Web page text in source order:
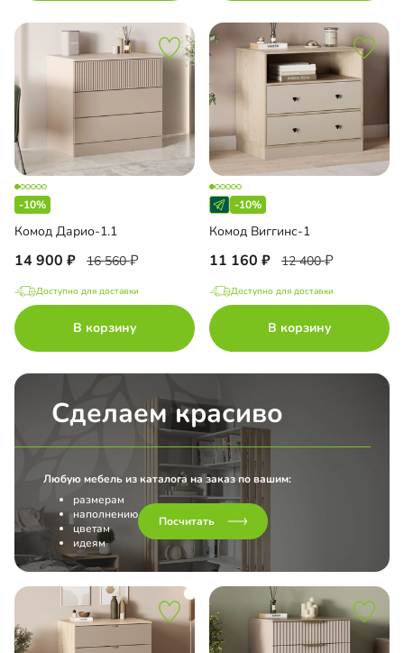
-10%
Комод Дарио-1.1
14 900 16 560
Доступно для доставки
В корзину
-10%
Комод Виггинс-1
11 160 12 400
Доступно для доставки
В корзину
Сделаем красиво
Любую мебель из каталога на заказ по вашим:
размерам
наполнению
цветам
идеям
Посчитать